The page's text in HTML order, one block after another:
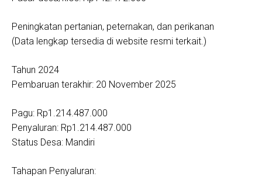
Peningkatan pertanian, peternakan, dan perikanan
(Data lengkap tersedia di website resmi terkait.)
Tahun 2024
Pembaruan terakhir: 20 November 2025
Pagu: Rp1.214.487.000
Penyaluran: Rp1.214.487.000
Status Desa: Mandiri
Tahapan Penyaluran: